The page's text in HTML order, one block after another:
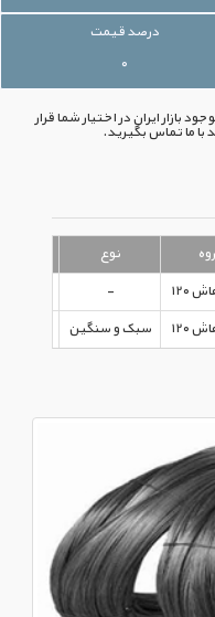
درصد قیمت
۰
موجود بازار ایران در اختیار شما قرار
ما تماس بگیرید.
نوع
۱۲۰ -
۱۲۰ سبک و سنگین